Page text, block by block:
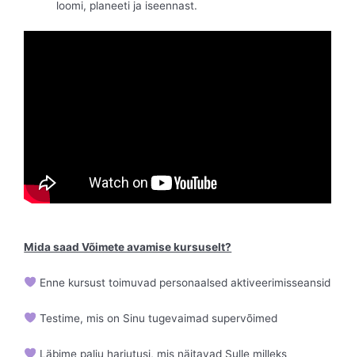
loomi, planeeti ja iseennast.
Mida saad Võimete avamise kursuselt?
Enne kursust toimuvad personaalsed aktiveerimisseansid
Testime, mis on Sinu tugevaimad supervõimed
Läbime palju harjutusi, mis näitavad Sulle milleks